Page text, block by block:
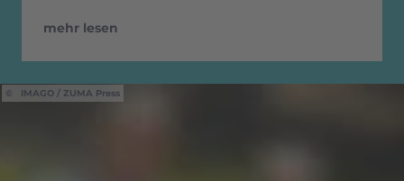
mehr lesen
IMAGO / ZUMA Press